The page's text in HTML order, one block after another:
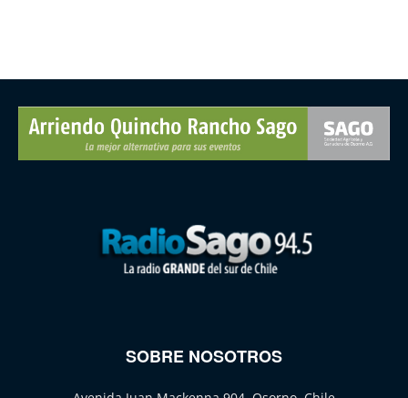
SOBRE NOSOTROS